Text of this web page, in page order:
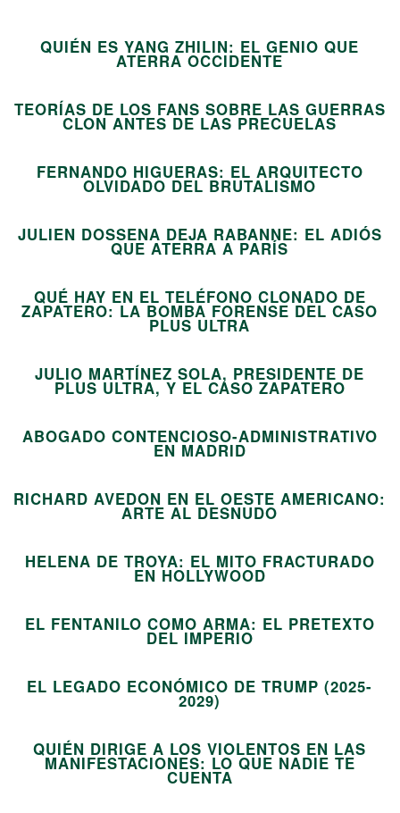
QUIÉN ES YANG ZHILIN: EL GENIO QUE
ATERRA OCCIDENTE
TEORÍAS DE LOS FANS SOBRE LAS GUERRAS
CLON ANTES DE LAS PRECUELAS
FERNANDO HIGUERAS: EL ARQUITECTO
OLVIDADO DEL BRUTALISMO
JULIEN DOSSENA DEJA RABANNE: EL ADIÓS
QUE ATERRA A PARÍS
QUÉ HAY EN EL TELÉFONO CLONADO DE
ZAPATERO: LA BOMBA FORENSE DEL CASO
PLUS ULTRA
JULIO MARTÍNEZ SOLA, PRESIDENTE DE
PLUS ULTRA, Y EL CASO ZAPATERO07
ABOGADO CONTENCIOSO-ADMINISTRATIVO
EN MADRID
RICHARD AVEDON EN EL OESTE AMERICANO:
ARTE AL DESNUDO
HELENA DE TROYA: EL MITO FRACTURADO
EN HOLLYWOOD
EL FENTANILO COMO ARMA: EL PRETEXTO
DEL IMPERIO
EL LEGADO ECONÓMICO DE TRUMP (2025-
2029)
QUIÉN DIRIGE A LOS VIOLENTOS EN LAS
MANIFESTACIONES: LO QUE NADIE TE
CUENTA